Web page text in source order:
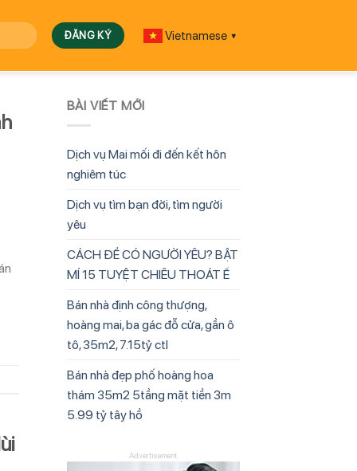
Vietnamese ▼
BÀI VIẾT MỚI
Dịch vụ Mai mối đi đến kết hôn
nghiêm túc
Dịch vụ tìm bạn đời, tìm người
yêu
CÁCH ĐỂ CÓ NGƯỜI YÊU? BẬT
MÍ 15 TUYỆT CHIÊU THOÁT Ế
Bán nhà định công thượng,
hoàng mai, ba gác đỗ cửa, gần ô
tô, 35m2, 7.15tỷ ctl
Bán nhà đẹp phố hoàng hoa
thám 35m2 5tầng mặt tiền 3m
5.99 tỷ tây hồ
Advertisement